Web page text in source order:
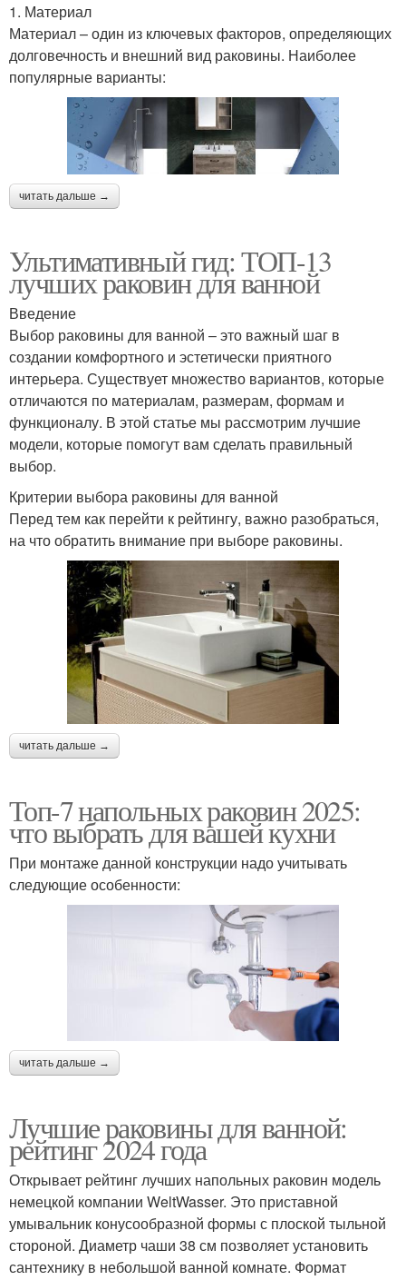
1. Материал
Материал – один из ключевых факторов, определяющих
долговечность и внешний вид раковины. Наиболее
популярные варианты:
читать дальше →
Ультимативный гид: ТОП-13
лучших раковин для ванной
Введение
Выбор раковины для ванной – это важный шаг в
создании комфортного и эстетически приятного
интерьера. Существует множество вариантов, которые
отличаются по материалам, размерам, формам и
функционалу. В этой статье мы рассмотрим лучшие
модели, которые помогут вам сделать правильный
выбор.
Критерии выбора раковины для ванной
Перед тем как перейти к рейтингу, важно разобраться,
на что обратить внимание при выборе раковины.
читать дальше →
Топ-7 напольных раковин 2025:
что выбрать для вашей кухни
При монтаже данной конструкции надо учитывать
следующие особенности:
читать дальше →
Лучшие раковины для ванной:
рейтинг 2024 года
Открывает рейтинг лучших напольных раковин модель
немецкой компании WeltWasser. Это приставной
умывальник конусообразной формы с плоской тыльной
стороной. Диаметр чаши 38 см позволяет установить
сантехнику в небольшой ванной комнате. Формат